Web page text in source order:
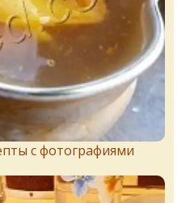
с фотографиями